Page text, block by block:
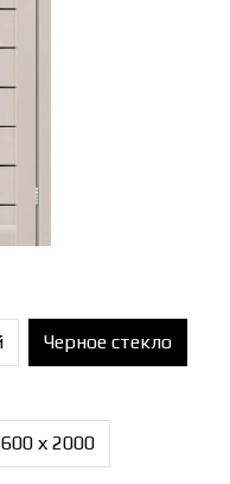
Черное стекло
600 х 2000